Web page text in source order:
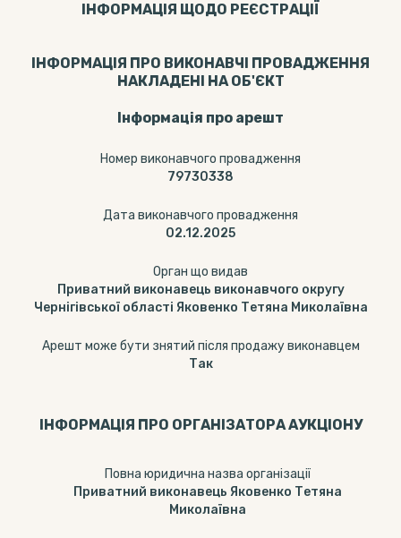
ІНФОРМАЦІЯ ЩОДО РЕЄСТРАЦІЇ
ІНФОРМАЦІЯ ПРО ВИКОНАВЧІ ПРОВАДЖЕННЯ
НАКЛАДЕНІ НА ОБ'ЄКТ
Інформація про арешт
Номер виконавчого провадження
79730338
Дата виконавчого провадження
02.12.2025
Орган що видав
Приватний виконавець виконавчого округу
Чернігівської області Яковенко Тетяна Миколаївна
Арешт може бути знятий після продажу виконавцем
Так
ІНФОРМАЦІЯ ПРО ОРГАНІЗАТОРА АУКЦІОНУ
Повна юридична назва організації
Приватний виконавець Яковенко Тетяна
Миколаївна